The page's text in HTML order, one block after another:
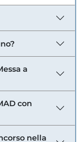
a
con
nella